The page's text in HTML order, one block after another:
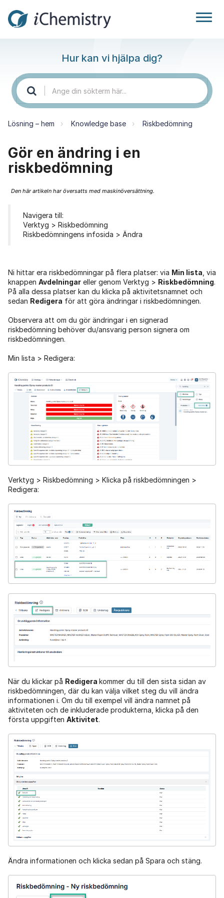
Hur kan vi hjälpa dig?
Lösning – hem Knowledge base Riskbedömning
Gör en ändring i en
riskbedömning
Den här artikeln har översatts med maskinöversättning.
Navigera till:
Verktyg > Riskbedömning
Riskbedömningens infosida > Ändra
Ni hittar era riskbedömningar på flera platser: via Min lista , via
knappen Avdelningar eller genom Verktyg > Riskbedömning.
På alla dessa platser kan du klicka på aktivitetsnamnet och
sedan Redigera för att göra ändringar i riskbedömningen.
Observera att om du gör ändringar i en signerad
riskbedömning behöver du/ansvarig person signera om
riskbedömningen.
Min lista > Redigera:
Verktyg > Riskbedömning > Klicka på riskbedömningen >
Redigera:
När du klickar på Redigera kommer du till den sista sidan av
riskbedömningen, där du kan välja vilket steg du vill ändra
informationen i. Om du till exempel vill ändra namnet på
aktiviteten och de inkluderade produkterna, klicka på den
första uppgiften Aktivitet.
Ändra informationen och klicka sedan på Spara och stäng.